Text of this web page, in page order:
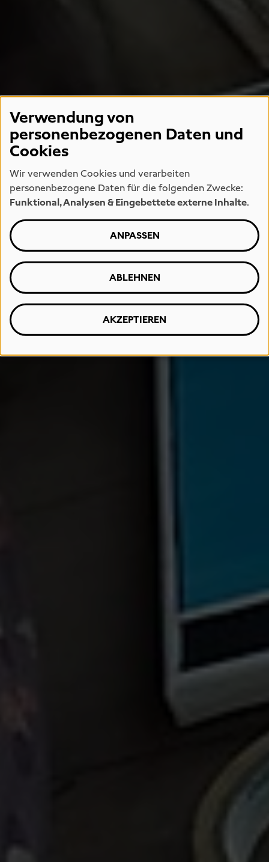
Verwendung von
personenbezogenen Daten und
Cookies
Wir verwenden Cookies und verarbeiten
personenbezogene Daten für die folgenden Zwecke:
Funktional, Analysen & Eingebettete externe Inhalte.
ANPASSEN
ABLEHNEN
AKZEPTIEREN